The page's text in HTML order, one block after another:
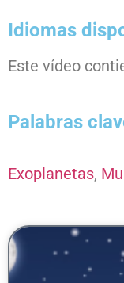
Idiomas
Este vídeo
Palabras
Exoplanetas,